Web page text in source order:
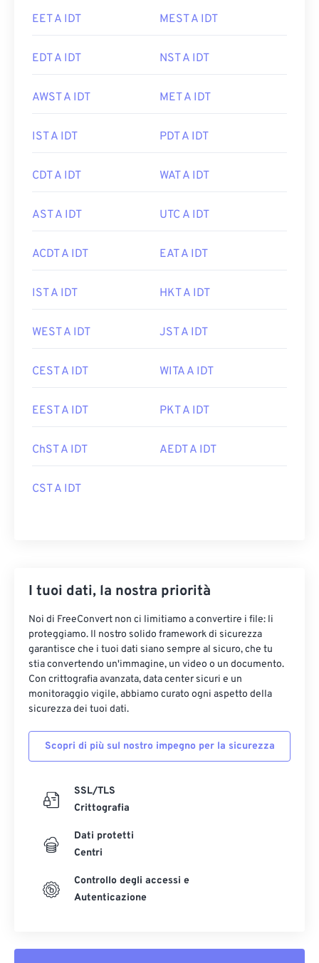
EET A IDT MEST A IDT
EDT A IDT NST A IDT
AWST A IDT MET A IDT
IST A IDT PDT A IDT
CDT A IDT WAT A IDT
AST A IDT UTC A IDT
ACDT A IDT EAT A IDT
IST A IDT HKT A IDT
WEST A IDT JST A IDT
CEST A IDT WITA A IDT
EEST A IDT PKT A IDT
ChST A IDT AEDT A IDT
CST A IDT
I tuoi dati, la nostra priorità
Noi di FreeConvert non ci limitiamo a convertire i file: li
proteggiamo. Il nostro solido framework di sicurezza
garantisce che i tuoi dati siano sempre al sicuro, che tu
stia convertendo un'immagine, un video o un documento.
Con crittografia avanzata, data center sicuri e un
monitoraggio vigile, abbiamo curato ogni aspetto della
sicurezza dei tuoi dati.
Scopri di più sul nostro impegno per la sicurezza
SSL/TLS
Crittografia
Dati protetti
Centri
Controllo degli accessi e
Autenticazione